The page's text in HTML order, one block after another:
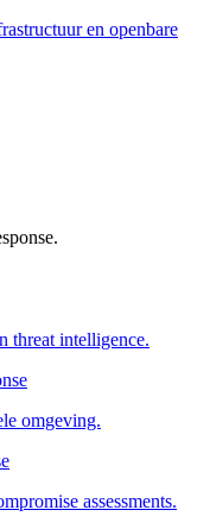
en openbare
threat intelligence.
omgeving.
assessments.